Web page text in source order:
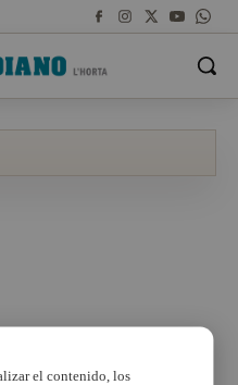
el contenido, los